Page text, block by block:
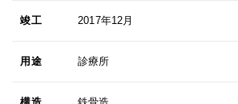
竣工 2017年12月
用途 診療所